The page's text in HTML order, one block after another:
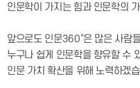
인문학이 가지는 힘과 인문학의
앞으로도 인문360˚은 많은 사람
누구나 쉽게 인문학을 향유할 수
인문 가치 확산을 위해 노력하겠